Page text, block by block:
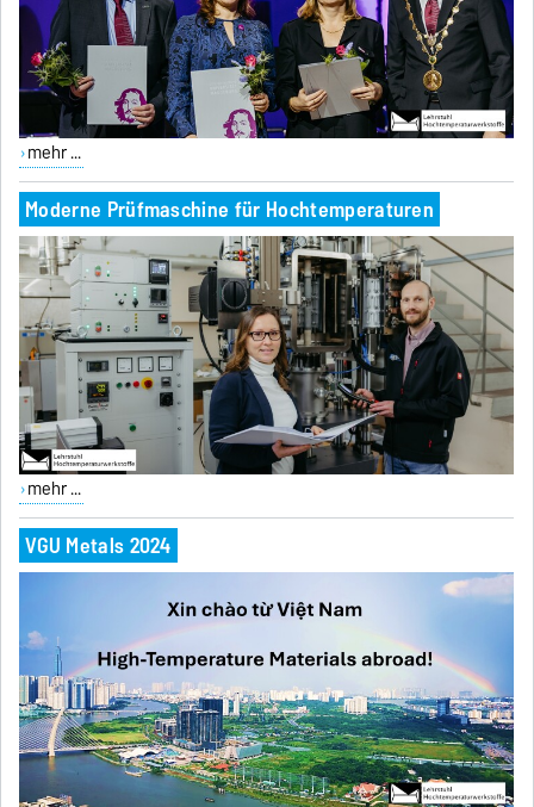
mehr ...
Moderne Prüfmaschine für Hochtemperaturen
mehr ...
VGU Metals 2024